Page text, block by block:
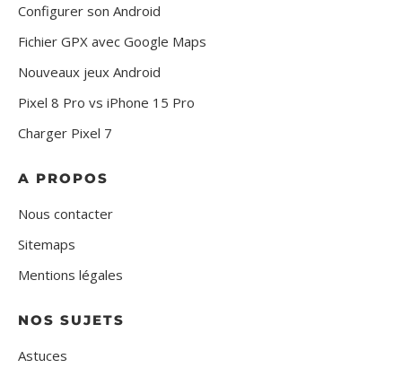
Configurer son Android
Fichier GPX avec Google Maps
Nouveaux jeux Android
Pixel 8 Pro vs iPhone 15 Pro
Charger Pixel 7
A PROPOS
Nous contacter
Sitemaps
Mentions légales
NOS SUJETS
Astuces